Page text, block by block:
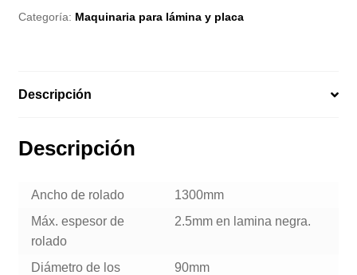
Categoría: Maquinaria para lámina y placa
Descripción
Descripción
Ancho de rolado
1300mm
Máx. espesor de
rolado
2.5mm en lamina negra.
Diámetro de los
90mm